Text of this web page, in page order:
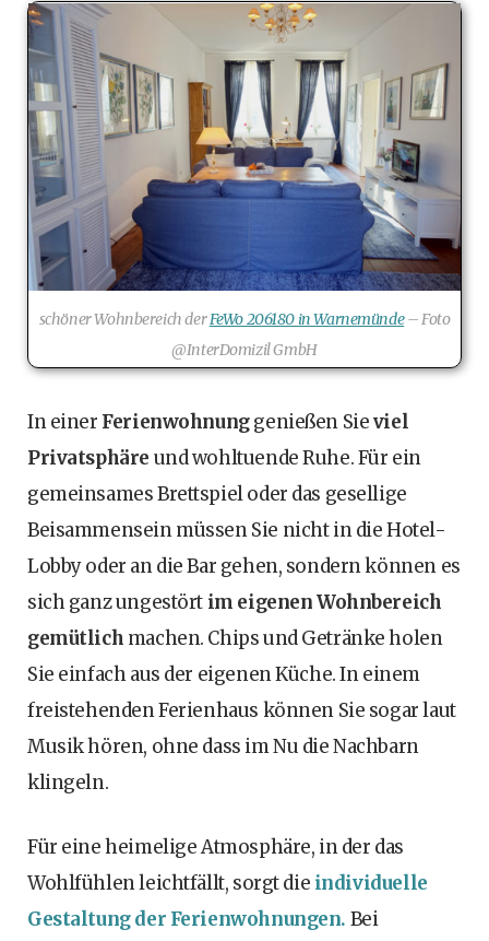
schöner Wohnbereich derFeWo 206180 in Warnemünde– Foto
@InterDomizil GmbH
In einer Ferienwohnunggenießen Sieviel
Privatsphäre und wohltuende Ruhe. Für ein
gemeinsames Brettspiel oder das gesellige
Beisammensein müssen Sie nicht in die Hotel-
Lobby oder an die Bar gehen, sondern können es
sich ganz ungestört im eigenen Wohnbereich
gemütlich machen. Chips und Getränke holen
Sie einfach aus der eigenen Küche. In einem
freistehenden Ferienhaus können Sie sogar laut
Musik hören, ohne dass im Nu die Nachbarn
klingeln.
Für eine heimelige Atmosphäre, in der das
Wohlfühlen leichtfällt, sorgt die individuelle
Gestaltung der Ferienwohnungen. Bei